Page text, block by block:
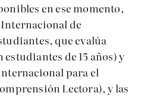
en ese momento,
de
que evalúa
de 15 años) y
para el
Lectora), y las